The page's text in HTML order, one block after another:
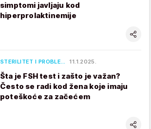
simptomi javljaju kod
hiperprolaktinemije
STERILITET I PROBLE… 11.1.2025.
Šta je FSH test i zašto je važan?
Često se radi kod žena koje imaju
poteškoće za začećem